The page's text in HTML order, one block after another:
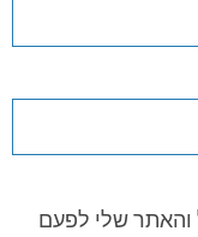
והאתר שלי לפעם